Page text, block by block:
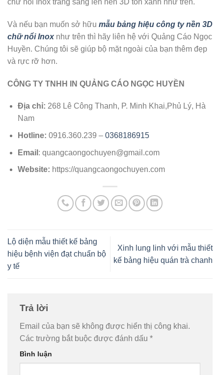
chữ nổi Inox trắng sáng lên nền 3D tôn xanh như trên.
Và nếu bạn muốn sở hữu mẫu bảng hiệu công ty nền 3D
chữ nổi Inox như trên thì hãy liên hệ với Quảng Cáo Ngọc
Huyền. Chúng tôi sẽ giúp bộ mặt ngoài của bạn thêm đẹp
và rực rỡ hơn.
CÔNG TY TNHH IN QUẢNG CÁO NGỌC HUYỀN
Địa chỉ: 268 Lê Công Thanh, P. Minh Khai,Phủ Lý, Hà
Nam
Hotline: 0916.360.239 – 0368186915
Email : quangcaongochuyen@gmail.com
Website: https://quangcaongochuyen.com
Lộ diện mẫu thiết kế bảng
hiệu bệnh viện đạt chuẩn bộ
y tế
Xinh lung linh với mẫu thiết
kế bảng hiệu quán trà chanh
Trả lời
Email của bạn sẽ không được hiển thị công khai.
Các trường bắt buộc được đánh dấu *
Bình luận